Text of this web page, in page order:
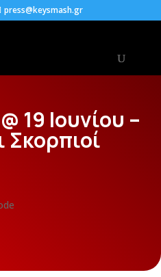
press@keysmash.gr
19 Ιουνίου –
Σκορπιοί